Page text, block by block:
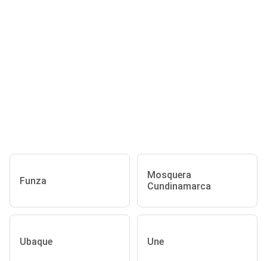
Funza
Mosquera
Cundinamarca
Ubaque Une